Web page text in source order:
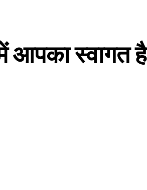
आपका स्वागत है